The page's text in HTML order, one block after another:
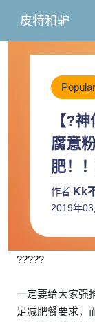
皮特和驴
Popular
【?
腐意
肥！！
作者 Kk
2019年03
?????
一定要给大家强
足减肥餐要求，